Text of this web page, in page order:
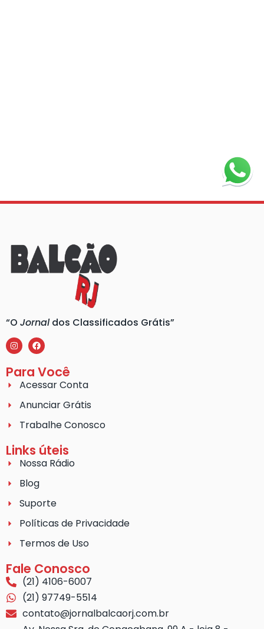
“O Jornaldos Classificados Grátis”
Para Você
Acessar Conta
Anunciar Grátis
Trabalhe Conosco
Links úteis
Nossa Rádio
Blog
Suporte
Políticas de Privacidade
Termos de Uso
Fale Conosco
(21) 4106-6007
(21) 97749-5514
contato@jornalbalcaorj.com.br